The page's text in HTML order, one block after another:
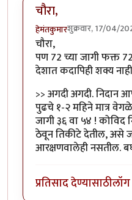
चौरा,
हेमंतकुमारशुक्रवार, 17/04/
चौरा,
पण 72 च्या जागी फक्त
देशात कदापिही शक्य
>> अगदी अगदी. निदान
पुढचे १-२ महिने मात्र
जागी ३६ वा ५४ !
ठेवून तिकीटे देतील, असे
आरक्षणवालेही नसतील.
प्रतिसाद देण्यासाठी